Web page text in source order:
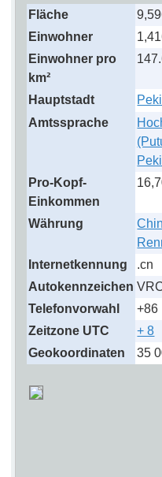
Fläche
Einwohner
Einwohner pro
km²
Hauptstadt
Amtssprache
Pro-Kopf-
Einkommen
Währung
Internetkennung
.cn
Autokennzeichen
Telefonvorwahl
+86
Zeitzone UTC
+ 8
Geokoordinaten
35